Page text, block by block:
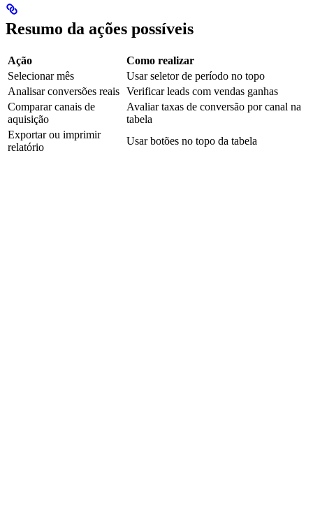
Resumo da ações possíveis
Ação
Como realizar
Selecionar mês
Usar seletor de período no topo
Analisar conversões reais Verificar leads com vendas ganhas
Comparar canais de
aquisição
Avaliar taxas de conversão por canal na
tabela
Exportar ou imprimir
relatório
Usar botões no topo da tabela